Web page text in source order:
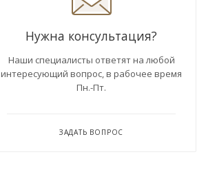
Нужна консультация?
Наши специалисты ответят на любой
интересующий вопрос, в рабочее время
Пн.-Пт.
ЗАДАТЬ ВОПРОС